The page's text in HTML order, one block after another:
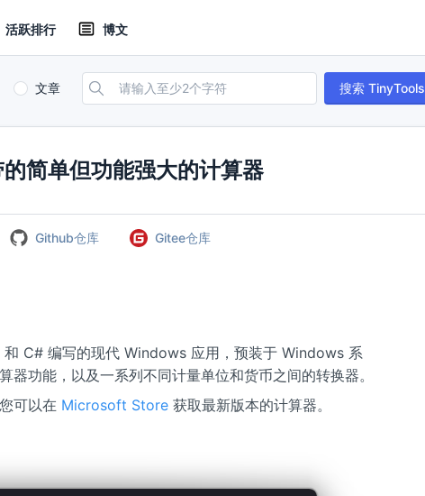
活跃排行 博文
文章 搜索 TinyTools
简单但功能强大的计算器
Github仓库 Gitee仓库
C# 编写的现代 Windows 应用，预装于 Windows 系
器功能，以及一系列不同计量单位和货币之间的转换器。
可以在 Microsoft Store 获取最新版本的计算器。